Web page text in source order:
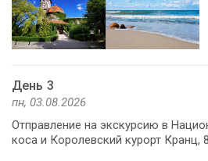
День 3
пн, 03.08.2026
Отправление на экскурсию в
коса и Королевский курорт Кранц,